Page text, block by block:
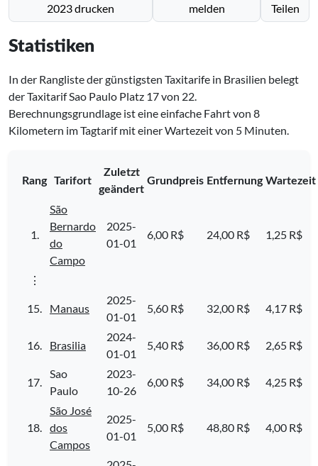
2023 drucken
melden
Teilen
Statistiken
In der Rangliste der günstigsten Taxitarife in Brasilien belegt
der Taxitarif Sao Paulo Platz 17von 22
Berechnungsgrundlage ist eine einfache Fahrt von 8
Kilometern im Tagtarif mit einer Wartezeit von 5 Minuten.
Rang Tarifort
Zuletzt
geändert
Grundpreis Entfernung Wartezeit
1.
São
Bernardo
do
Campo
2025-
01-01
6,00 R$ 24,00 R$ 1,25 R$
⋮
15. Manaus
2025-
01-01
5,60 R$ 32,00 R$ 4,17 R$
16. Brasilia
2024-
01-01
5,40 R$ 36,00 R$ 2,65 R$
17.
Sao
Paulo
2023-
10-26
6,00 R$ 34,00 R$ 4,25 R$
18.
São José
dos
Campos
2025-
01-01
5,00 R$ 48,80 R$ 4,00 R$